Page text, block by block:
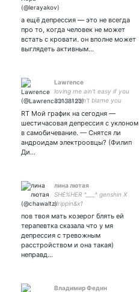
а ещё депрессия — это не всегда
про то, когда человек не может
встать с кровати. он вполне может
выглядеть активным…
Lawrence
loving me ain't easy if you
leave I don't blame you
RT Мой график на сегодня —
шестичасовая депрессия с уклоном
в самобичевание. — Снятся ли
андроидам электроовцы? (Филип
Ди…
лина лютая
SHE%HER ^___^ genshin X
drippin&x1
пов твоя мать козерог блять ей
терапевтка сказала что у мя
депрессия с тревожным
расстройством и она такая)
неправд…
Владимир Федин